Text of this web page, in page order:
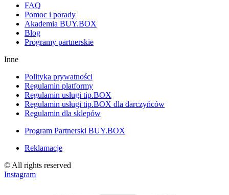
FAQ
Pomoc i porady
Akademia BUY.BOX
Blog
Programy partnerskie
Inne
Polityka prywatności
Regulamin platformy
Regulamin usługi tip.BOX
Regulamin usługi tip.BOX dla darczyńców
Regulamin dla sklepów
Program Partnerski BUY.BOX
Reklamacje
© All rights reserved
Instagram